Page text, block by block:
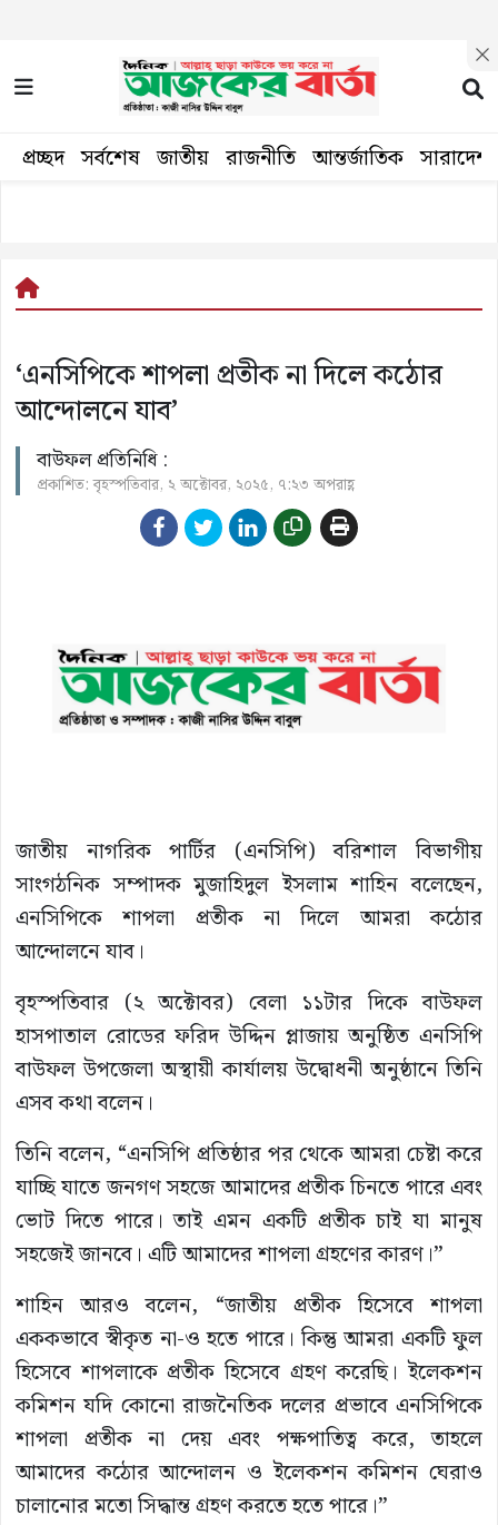
প্রচ্ছদ সর্বশেষ জাতীয় রাজনীতি আন্তর্জাতিক সারাদেশ
‘এনসিপিকে শাপলা প্রতীক না দিলে কঠোর
আন্দোলনে যাব’
বাউফল প্রতিনিধি :
প্রকাশিত: বৃহস্পতিবার, ২ অক্টোবর, ২০২৫, ৭:২৩ অপরাহ্ণ
জাতীয় নাগরিক পার্টির (এনসিপি) বরিশাল বিভাগীয়
সাংগঠনিক সম্পাদক মুজাহিদুল ইসলাম শাহিন বলেছেন,
এনসিপিকে শাপলা প্রতীক না দিলে আমরা কঠোর
আন্দোলনে যাব।
বৃহস্পতিবার (২ অক্টোবর) বেলা ১১টার দিকে বাউফল
হাসপাতাল রোডের ফরিদ উদ্দিন প্লাজায় অনুষ্ঠিত এনসিপি
বাউফল উপজেলা অস্থায়ী কার্যালয় উদ্বোধনী অনুষ্ঠানে তিনি
এসব কথা বলেন।
তিনি বলেন, “এনসিপি প্রতিষ্ঠার পর থেকে আমরা চেষ্টা করে
যাচ্ছি যাতে জনগণ সহজে আমাদের প্রতীক চিনতে পারে এবং
ভোট দিতে পারে। তাই এমন একটি প্রতীক চাই যা মানুষ
সহজেই জানবে। এটি আমাদের শাপলা গ্রহণের কারণ।”
শাহিন আরও বলেন, “জাতীয় প্রতীক হিসেবে শাপলা
এককভাবে স্বীকৃত না-ও হতে পারে। কিন্তু আমরা একটি ফুল
হিসেবে শাপলাকে প্রতীক হিসেবে গ্রহণ করেছি। ইলেকশন
কমিশন যদি কোনো রাজনৈতিক দলের প্রভাবে এনসিপিকে
শাপলা প্রতীক না দেয় এবং পক্ষপাতিত্ব করে, তাহলে
আমাদের কঠোর আন্দোলন ও ইলেকশন কমিশন ঘেরাও
চালানোর মতো সিদ্ধান্ত গ্রহণ করতে হতে পারে।”